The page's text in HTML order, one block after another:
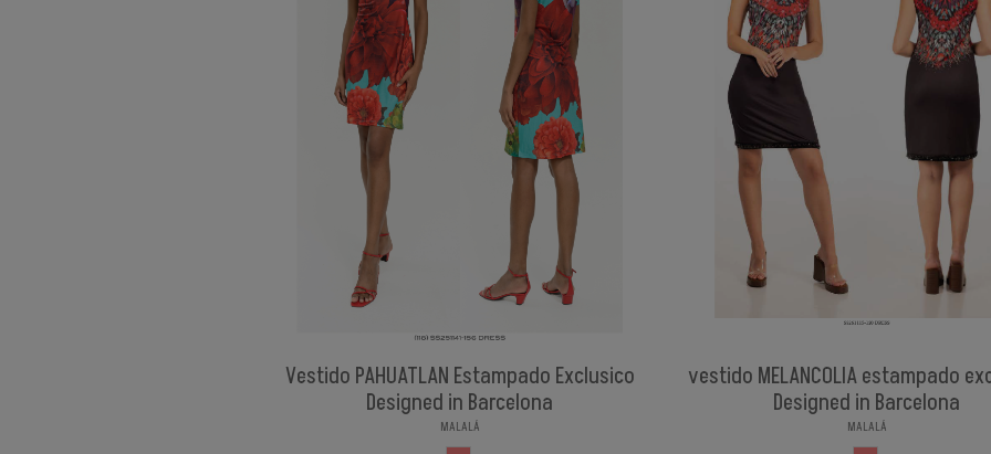
Vestido PAHUATLAN Estampado Exclusico
Designed in Barcelona
MALALÁ
vestido MELANCOLIA estampado
Designed in Barcelona
MALALÁ